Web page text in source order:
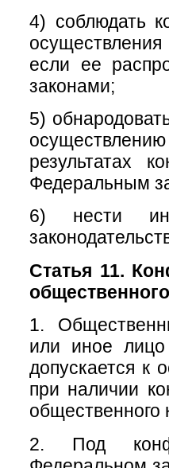
4) соблюдать
если ее
законами;
5)
результатах
Федеральным
6) нести
Статья 11.
1.
или иное лицо
допускается к
при наличии
общественного
2. Под